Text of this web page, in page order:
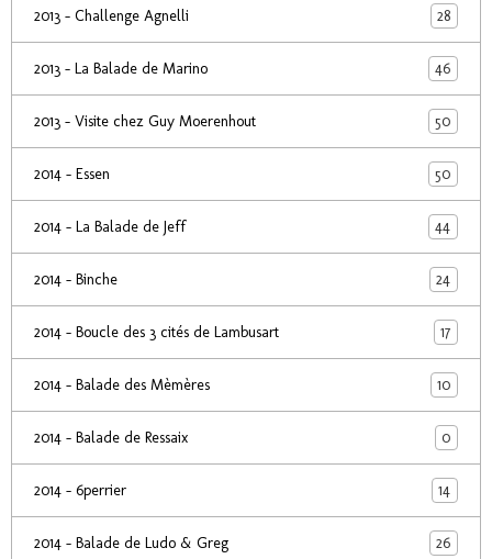
2013 - Challenge Agnelli 28
2013 - La Balade de Marino 46
2013 - Visite chez Guy Moerenhout 50
2014 - Essen 50
2014 - La Balade de Jeff 44
2014 - Binche 24
2014 - Boucle des 3 cités de Lambusart 17
2014 - Balade des Mèmères 10
2014 - Balade de Ressaix 0
2014 - 6perrier 14
2014 - Balade de Ludo & Greg 26